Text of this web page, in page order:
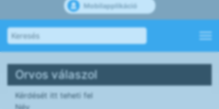
Mobilapplikáció
Orvos válaszol
Kérdését itt teheti fel